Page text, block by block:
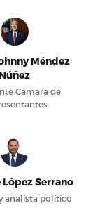
Méndez
Núñez
Cámara de
López Serrano
analista político